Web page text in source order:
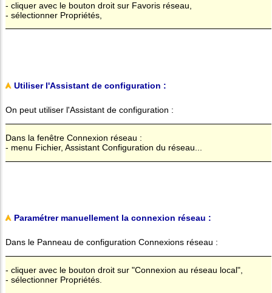
- cliquer avec le bouton droit sur Favoris réseau,
- sélectionner Propriétés,
Utiliser l'Assistant de configuration :
On peut utiliser l'Assistant de configuration :
Dans la fenêtre Connexion réseau :
- menu Fichier, Assistant Configuration du réseau...
Paramétrer manuellement la connexion réseau :
Dans le Panneau de configuration Connexions réseau :
- cliquer avec le bouton droit sur "Connexion au réseau local",
- sélectionner Propriétés.